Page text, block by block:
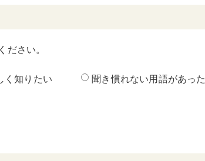
ださい。
く知りたい 聞き慣れない用語があった